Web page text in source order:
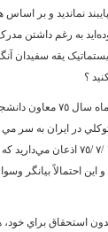
نمانديد و بر
به رغم داشتن
يقه سفيدان
؟
و) مطابق نامه
در ايران به سر
اين احتمالاً